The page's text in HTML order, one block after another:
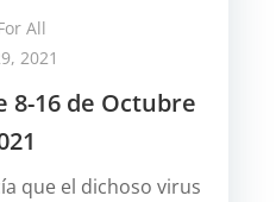
All
2021
8-16 de Octubre
que el dichoso virus